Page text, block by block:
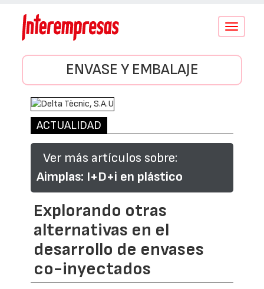
Conmutar
ENVASE Y EMBALAJE
ACTUALIDAD
Ver más artículos sobre:
Aimplas: I+D+i en plástico
Explorando otras
alternativas en el
desarrollo de envases
co-inyectados